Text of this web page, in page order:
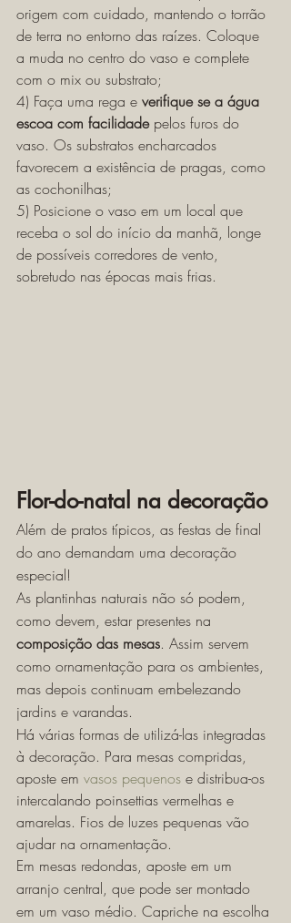
origem com cuidado, mantendo o torrão
de terra no entorno das raízes. Coloque
a muda no centro do vaso e complete
com o mix ou substrato;
4) Faça uma rega e verifique se a água
escoa com facilidade pelos furos do
vaso. Os substratos encharcados
favorecem a existência de pragas, como
as cochonilhas;
5) Posicione o vaso em um local que
receba o sol do início da manhã, longe
de possíveis corredores de vento,
sobretudo nas épocas mais frias.
Flor-do-natal na decoração
Além de pratos típicos, as festas de final
do ano demandam uma decoração
especial!
As plantinhas naturais não só podem,
como devem, estar presentes na
composição das mesas. Assim servem
como ornamentação para os ambientes,
mas depois continuam embelezando
jardins e varandas.
Há várias formas de utilizá-las integradas
à decoração. Para mesas compridas,
aposte em vasos pequenos e distribua-os
intercalando poinsettias vermelhas e
amarelas. Fios de luzes pequenas vão
ajudar na ornamentação.
Em mesas redondas, aposte em um
arranjo central, que pode ser montado
em um vaso médio. Capriche na escolha